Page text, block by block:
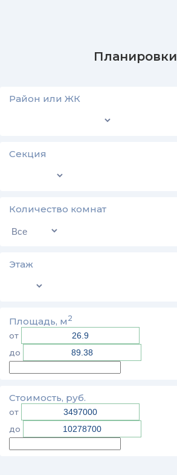
Планировки
Район или ЖК
Секция
Количество комнат
Этаж
Площадь, м 2
от
до
Стоимость, руб.
от
до